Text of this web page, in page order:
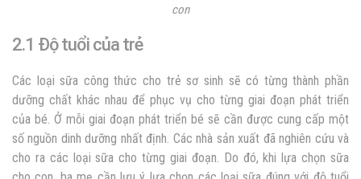
con
2.1 Độ tuổi của trẻ
Các loại sữa công thức cho trẻ sơ sinh sẽ có từng thành phần
dưỡng chất khác nhau để phục vụ cho từng giai đoạn phát triển
của bé. Ở mỗi giai đoạn phát triển bé sẽ cần được cung cấp một
số nguồn dinh dưỡng nhất định. Các nhà sản xuất đã nghiên cứu và
cho ra các loại sữa cho từng giai đoạn. Do đó, khi lựa chọn sữa